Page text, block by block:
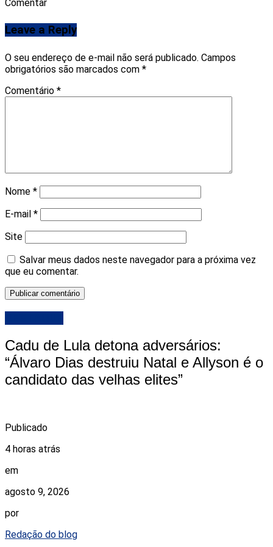
Comentar
Leave a Reply
O seu endereço de e-mail não será publicado. Campos
obrigatórios são marcados com *
Comentário *
Nome *
E-mail *
Site
Salvar meus dados neste navegador para a próxima vez
que eu comentar.
Cadu de Lula detona adversários:
“Álvaro Dias destruiu Natal e Allyson é o
candidato das velhas elites”
Publicado
4 horas atrás
em
agosto 9, 2026
por
Redação do blog